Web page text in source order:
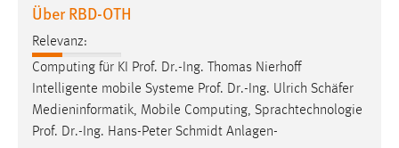
Über RBD-OTH
Relevanz:
Computing für KI Prof. Dr.-Ing. Thomas Nierhoff
Intelligente mobile Systeme Prof. Dr.-Ing. Ulrich Schäfer
Medieninformatik, Mobile Computing, Sprachtechnologie
Prof. Dr.-Ing. Hans-Peter Schmidt Anlagen-